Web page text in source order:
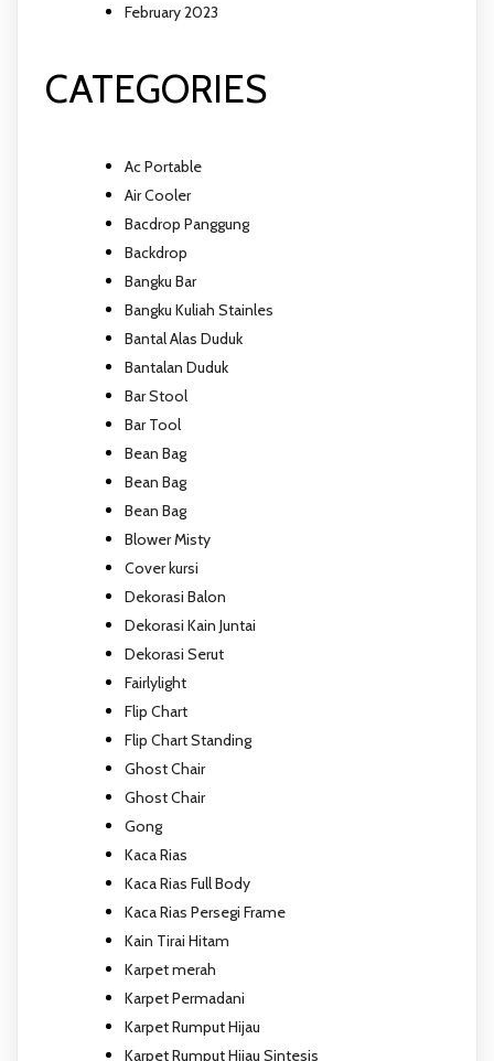
February 2023
CATEGORIES
Ac Portable
Air Cooler
Bacdrop Panggung
Backdrop
Bangku Bar
Bangku Kuliah Stainles
Bantal Alas Duduk
Bantalan Duduk
Bar Stool
Bar Tool
Bean Bag
Bean Bag
Bean Bag
Blower Misty
Cover kursi
Dekorasi Balon
Dekorasi Kain Juntai
Dekorasi Serut
Fairlylight
Flip Chart
Flip Chart Standing
Ghost Chair
Ghost Chair
Gong
Kaca Rias
Kaca Rias Full Body
Kaca Rias Persegi Frame
Kain Tirai Hitam
Karpet merah
Karpet Permadani
Karpet Rumput Hijau
Karpet Rumput Hijau Sintesis